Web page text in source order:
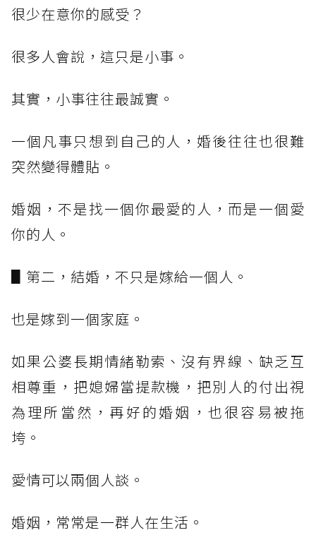
很少在意你的感受？
很多人會說，這只是小事。
其實，小事往往最誠實。
一個凡事只想到自己的人，婚後往往也很難
突然變得體貼。
婚姻，不是找一個你最愛的人，而是一個愛
你的人。
▋第二，結婚，不只是嫁給一個人。
也是嫁到一個家庭。
如果公婆長期情緒勒索、沒有界線、缺乏互
相尊重，把媳婦當提款機，把別人的付出視
為理所當然，再好的婚姻，也很容易被拖
垮。
愛情可以兩個人談。
婚姻，常常是一群人在生活。